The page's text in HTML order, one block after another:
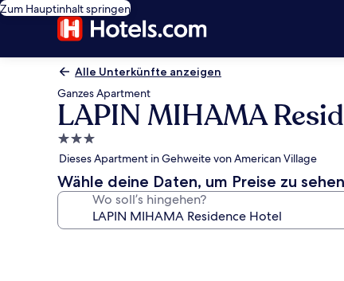
Zum Hauptinhalt springen
Alle Unterkünfte anzeigen
Ganzes Apartment
LAPIN MIHAMA
3.0-
Sterne-
Unterkunft
Dieses Apartment in Gehweite von American Village
Wähle deine Daten, um Preise zu sehen
Wo soll’s hingehen?